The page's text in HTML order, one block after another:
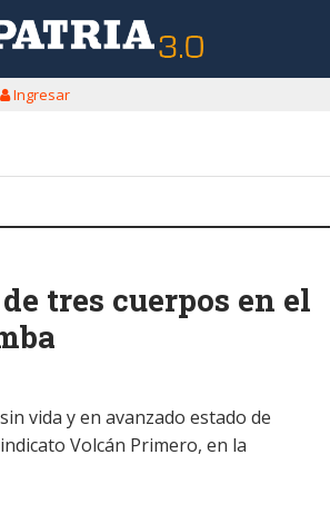
Ingresar
tres cuerpos en el
vida y en avanzado estado de
Volcán Primero, en la